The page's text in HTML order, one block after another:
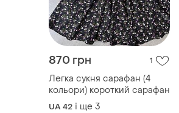
870 грн 1
Легка сукня сарафан (4
кольори) короткий сарафан
UA 42 і ще 3